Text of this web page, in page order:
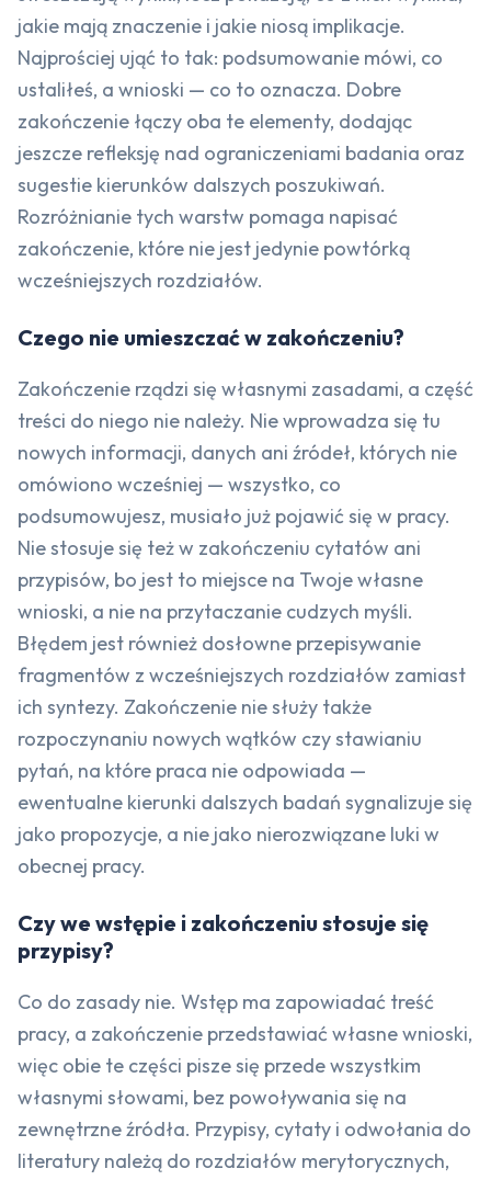
jakie mają znaczenie i jakie niosą implikacje.
Najprościej ująć to tak: podsumowanie mówi, co
ustaliłeś, a wnioski — co to oznacza. Dobre
zakończenie łączy oba te elementy, dodając
jeszcze refleksję nad ograniczeniami badania oraz
sugestie kierunków dalszych poszukiwań.
Rozróżnianie tych warstw pomaga napisać
zakończenie, które nie jest jedynie powtórką
wcześniejszych rozdziałów.
Czego nie umieszczać w zakończeniu?
Zakończenie rządzi się własnymi zasadami, a część
treści do niego nie należy. Nie wprowadza się tu
nowych informacji, danych ani źródeł, których nie
omówiono wcześniej — wszystko, co
podsumowujesz, musiało już pojawić się w pracy.
Nie stosuje się też w zakończeniu cytatów ani
przypisów, bo jest to miejsce na Twoje własne
wnioski, a nie na przytaczanie cudzych myśli.
Błędem jest również dosłowne przepisywanie
fragmentów z wcześniejszych rozdziałów zamiast
ich syntezy. Zakończenie nie służy także
rozpoczynaniu nowych wątków czy stawianiu
pytań, na które praca nie odpowiada —
ewentualne kierunki dalszych badań sygnalizuje się
jako propozycje, a nie jako nierozwiązane luki w
obecnej pracy.
Czy we wstępie i zakończeniu stosuje się
przypisy?
Co do zasady nie. Wstęp ma zapowiadać treść
pracy, a zakończenie przedstawiać własne wnioski,
więc obie te części pisze się przede wszystkim
własnymi słowami, bez powoływania się na
zewnętrzne źródła. Przypisy, cytaty i odwołania do
literatury należą do rozdziałów merytorycznych,